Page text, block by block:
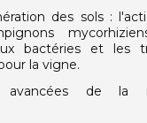
des sols :
bactéries et les
la vigne.
avancées de la